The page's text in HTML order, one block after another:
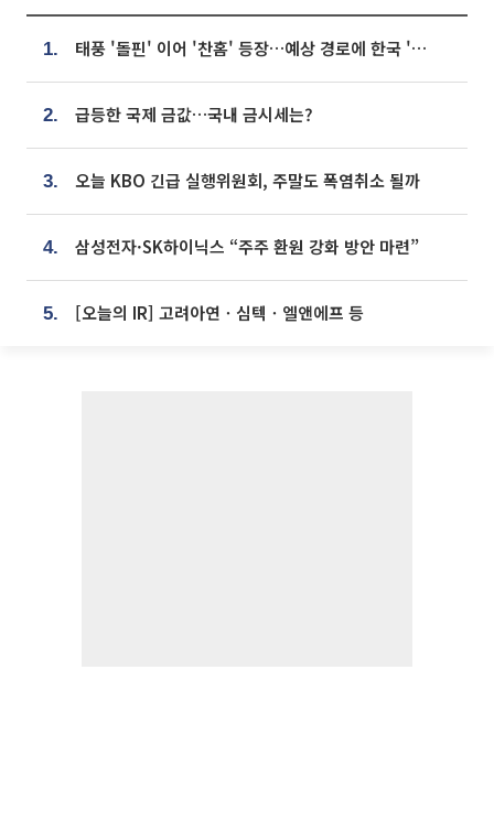
1. 태풍 '돌핀' 이어 '찬홈' 등장…예상 경로에 한국 '한숨'
2. 급등한 국제 금값…국내 금시세는?
3. 오늘 KBO 긴급 실행위원회, 주말도 폭염취소 될까
4. 삼성전자·SK하이닉스 “주주 환원 강화 방안 마련”
5. [오늘의 IR] 고려아연ㆍ심텍ㆍ엘앤에프 등